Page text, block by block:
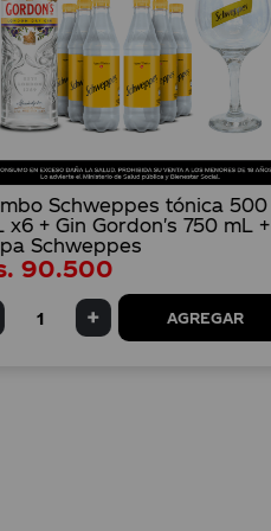
Schweppes tónica 500
x6 + Gin Gordon's 750 mL +
Schweppes
90.500
AGREGAR